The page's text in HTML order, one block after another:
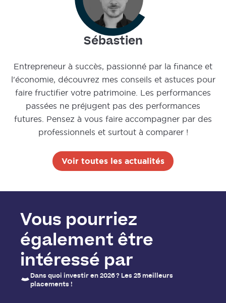
Sébastien
Entrepreneur à succès, passionné par la finance et
l'économie, découvrez mes conseils et astuces pour
faire fructifier votre patrimoine. Les performances
passées ne préjugent pas des performances
futures. Pensez à vous faire accompagner par des
professionnels et surtout à comparer !
Voir toutes les actualités
Vous pourriez
également être
intéressé par
Dans quoi investir en 2026 ? Les 25 meilleurs
placements !